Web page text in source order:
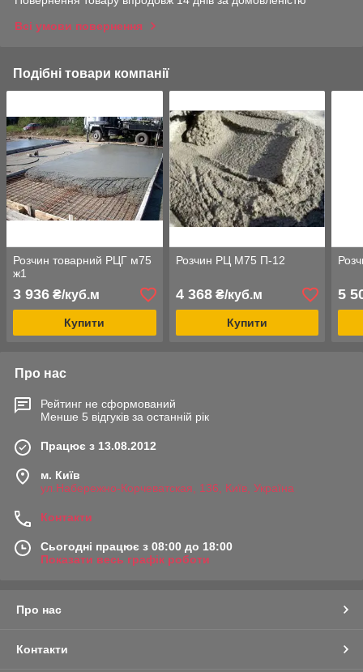
Всі умови повернення
Подібні товари компанії
Розчин товарний РЦГ м75
ж1
3 936 ₴/куб.м
Купити
Розчин РЦ М75 П-12
4 368₴/куб.м
Купити
5
Про нас
Рейтинг не сформований
Менше 5 відгуків за останній рік
Працює з 13.08.2012
м. Київ
ул.Набережно-Корчеватская, 136, Київ, Україна
Контакти
Сьогодні працює з 08:00 до 18:00
Показати весь графік роботи
Про нас
Контакти